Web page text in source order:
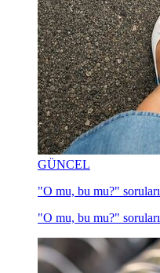
GÜNCEL
"O mu, bu mu?" soruları
"O mu, bu mu?" soruları